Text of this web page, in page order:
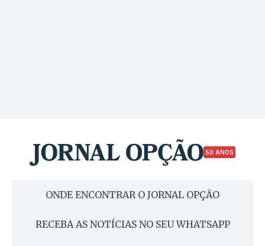
50 ANOS
ONDE ENCONTRAR O JORNAL OPÇÃO
RECEBA AS NOTÍCIAS NO SEU WHATSAPP